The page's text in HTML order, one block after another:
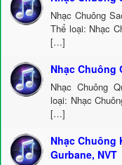
Nhạc Chuông
Thể loại: Nhạc
[…]
Nhạc Chuông
Nhạc Chuông
loại: Nhạc
[…]
Nhạc Chuông
Gurbane, NVT